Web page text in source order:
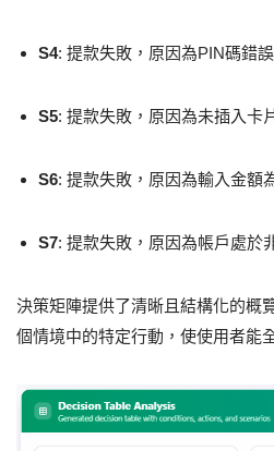
S4: 提款失敗，原因為PIN碼錯誤
S5: 提款失敗，原因為未插入卡
S6: 提款失敗，原因為輸入金額
S7: 提款失敗，原因為帳戶處於
決策矩陣提供了清晰且結構化的概
個情境中的特定行動，使使用者能